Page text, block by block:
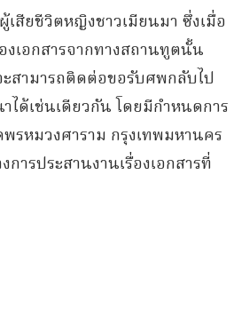
เสียชีวิตหญิงชาวเมียนมา ซึ่งเมื่อ
เอกสารจากทางสถานทูตนั้น
สามารถติดต่อขอรับศพกลับไป
ได้เช่นเดียวกัน โดยมีกำหนดการ
รหมวงศาราม กรุงเทพมหานคร
ารประสานงานเรื่องเอกสารที่